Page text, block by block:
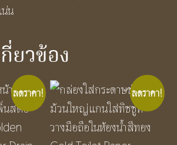
น
ยวข้อง
ลดราคา! ลดราคา!